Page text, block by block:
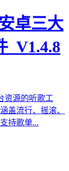
卓三大
_V1.4.8
资源的听歌工
盖流行、摇滚、
持歌单...